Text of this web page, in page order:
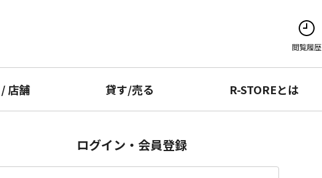
閲覧履歴
/店舗 貸す/売る R-STOREとは
ログイン・会員登録